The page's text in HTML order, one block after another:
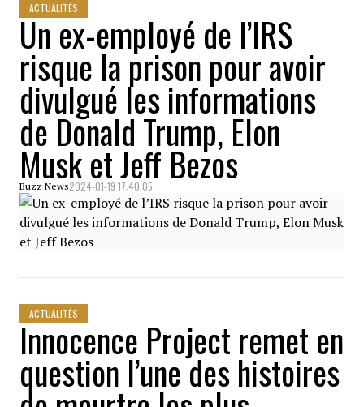
ACTUALITÉS
Un ex-employé de l’IRS
risque la prison pour avoir
divulgué les informations
de Donald Trump, Elon
Musk et Jeff Bezos
Buzz News2024-01-19 17:40:05
ACTUALITÉS
Innocence Project remet en
question l’une des histoires